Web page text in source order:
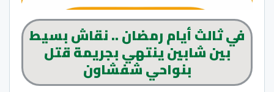
في ثالث أيام رمضان‬ .. نقاش بسيط
بين شابين ينتهي بجريمة قتل
بنواحي شفشاون